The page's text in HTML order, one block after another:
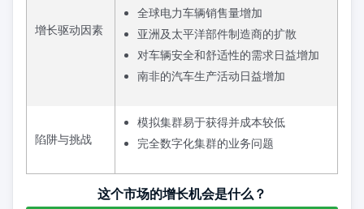
增长驱动因素
全球电力车辆销售量增加
亚洲及太平洋部件制造商的扩散
对车辆安全和舒适性的需求日益增加
南非的汽车生产活动日益增加
陷阱与挑战
模拟集群易于获得并成本较低
完全数字化集群的业务问题
这个市场的增长机会是什么？